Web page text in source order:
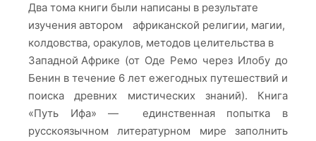
Два тома книги были написаны в результате
изучения автором африканской религии, магии,
колдовства, оракулов, методов целительства в
Западной Африке (от Оде Ремо через Илобу до
Бенин в течение 6 лет ежегодных путешествий и
поиска древних мистических знаний). Книга
«Путь Ифа» — единственная попытка в
русскоязычном литературном мире заполнить